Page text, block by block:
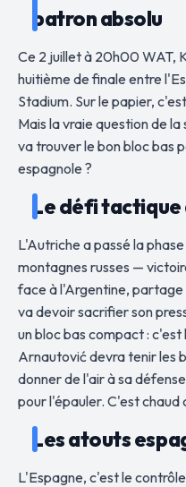
patron absolu
Ce 2 juillet à 20h00 WAT,
huitième de finale entre
Stadium. Sur le papier,
Mais la vraie question de
va trouver le bon bloc bas
espagnole ?
Le défi
L'Autriche a passé la
montagnes russes —
face à l'Argentine,
va devoir sacrifier son
un bloc bas compact :
Arnautović devra tenir les
donner de l'air à sa
pour l'épauler. C'est chaud
Les atouts
L'Espagne, c'est le